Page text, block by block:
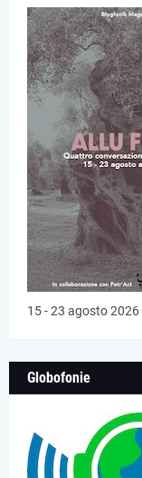
15 - 23 agosto 2026
Globofonie